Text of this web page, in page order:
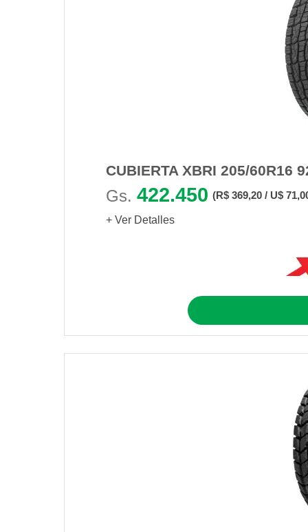
CUBIERTA XBRI 205/60R16
Gs. 422.450 (R$ 369,20 / U$
+ Ver Detalles